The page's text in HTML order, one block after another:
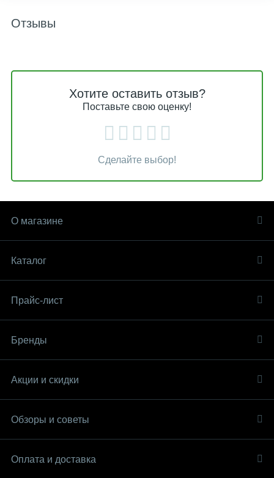
Отзывы
Хотите оставить отзыв?
Поставьте свою оценку!
Сделайте выбор!
О магазине
Каталог
Прайс-лист
Бренды
Акции и скидки
Обзоры и советы
Оплата и доставка